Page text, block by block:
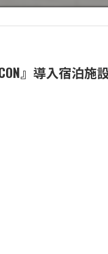
バリア
』導入宿泊施